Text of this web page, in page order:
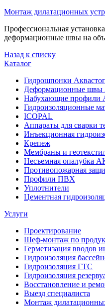
Монтаж дилатационных
Профессиональная
деформационные швы на
Назад к списку
Каталог
Гидрошпонки
Деформационные швы
Набухающие профили
Гидроизоляционные
ICOPAL
Аппараты для сварки
Инъекционная
Крепеж
Мембраны и
Несъемная опалубка
Противопожарная
Профили ПВХ
Уплотнители
Цементная
Услуги
Проектирование
Шеф-монтаж по
Герметизация вводов
Гидроизоляция
Гидроизоляция ГТС
Гидроизоляция
Восстановление и
Выезд специалиста
Монтаж